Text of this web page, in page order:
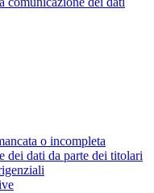
o incompleta
dei dati da parte dei titolari